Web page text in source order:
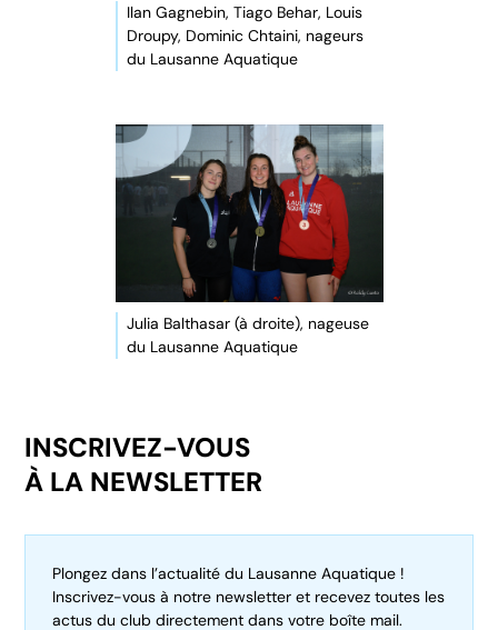
Ilan Gagnebin, Tiago Behar, Louis
Droupy, Dominic Chtaini, nageurs
du Lausanne Aquatique
Julia Balthasar (à droite), nageuse
du Lausanne Aquatique
INSCRIVEZ-VOUS
À LA NEWSLETTER
Plongez dans l’actualité du Lausanne Aquatique !
Inscrivez-vous à notre newsletter et recevez toutes les
actus du club directement dans votre boîte mail.